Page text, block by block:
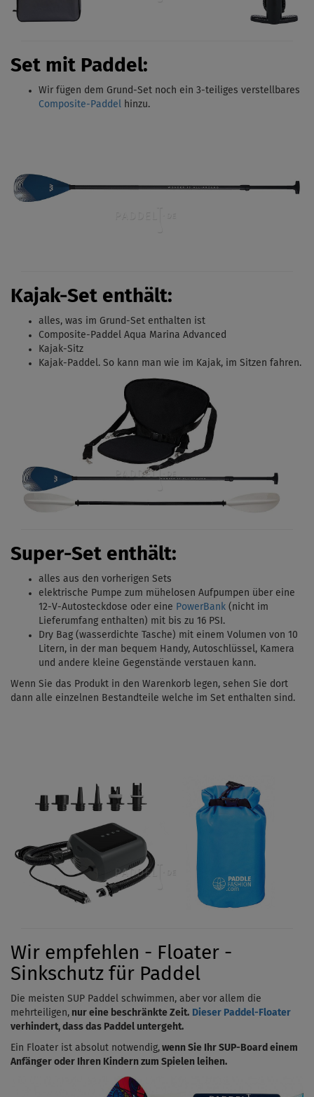
Set mit Paddel:
Wir fügen dem Grund-Set noch ein 3-teiliges verstellbares
Composite-Paddel hinzu.
Kajak-Set enthält:
alles, was im Grund-Set enthalten ist
Composite-Paddel Aqua Marina Advanced
Kajak-Sitz
Kajak-Paddel. So kann man wie im Kajak, im Sitzen fahren.
Super-Set enthält:
alles aus den vorherigen Sets
elektrische Pumpe zum mühelosen Aufpumpen über eine
12-V-Autosteckdose oder eine PowerBank (nicht im
Lieferumfang enthalten) mit bis zu 16 PSI.
Dry Bag (wasserdichte Tasche) mit einem Volumen von 10
Litern, in der man bequem Handy, Autoschlüssel, Kamera
und andere kleine Gegenstände verstauen kann.
Wenn Sie das Produkt in den Warenkorb legen, sehen Sie dort
dann alle einzelnen Bestandteile welche im Set enthalten sind.
Wir empfehlen - Floater -
Sinkschutz für Paddel
Die meisten SUP Paddel schwimmen, aber vor allem die
mehrteiligen, nur eine beschränkte Zeit. Dieser Paddel-Floater
verhindert, dass das Paddel untergeht.
Ein Floater ist absolut notwendig, wenn Sie Ihr SUP-Board einem
Anfänger oder Ihren Kindern zum Spielen leihen.